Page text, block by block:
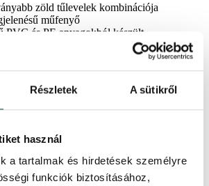
Részletek A sütikről
használ
a tartalmak és hirdetések személyre
funkciók biztosításához,
zöld tűlevelek kombinációja
műfenyő
PVC és PE anyagokból készült
rendszer – a tökéletes alakú fáért
4482